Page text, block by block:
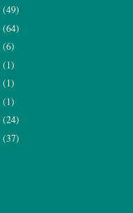
(49)
(64)
(6)
(1)
(1)
(1)
(24)
(37)